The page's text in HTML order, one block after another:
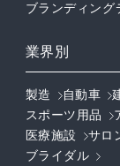
ブランディング
業界別
製造 自動車
スポーツ用品
医療施設
サロ
ブライダル